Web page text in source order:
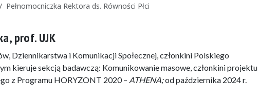
Pełnomocniczka Rektora ds. Równości Płci
prof. UJK
Dziennikarstwa i Komunikacji Społecznej, członkini Polskiego
kieruje sekcją badawczą: Komunikowanie masowe, członkini projektu
z Programu HORYZONT 2020 – ATHENA;od października 2024 r.